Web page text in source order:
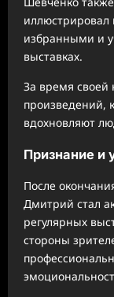
иллюстрировал
избранными и
выставках.
За время своей
произведений,
вдохновляют
Признание и
После
Дмитрий стал
регулярных
стороны